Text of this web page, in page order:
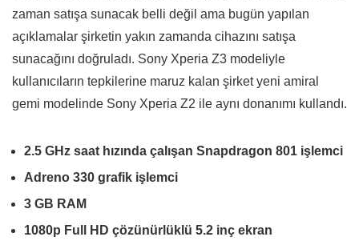
zaman satışa sunacak belli değil ama bugün yapılan
açıklamalar şirketin yakın zamanda cihazını satışa
sunacağını doğruladı. Sony Xperia Z3 modeliyle
kullanıcıların tepkilerine maruz kalan şirket yeni amiral
gemi modelinde Sony Xperia Z2 ile aynı donanımı kullandı.
2.5 GHz saat hızında çalışan Snapdragon 801 işlemci
Adreno 330 grafik işlemci
3 GB RAM
1080p Full HD çözünürlüklü 5.2 inç ekran